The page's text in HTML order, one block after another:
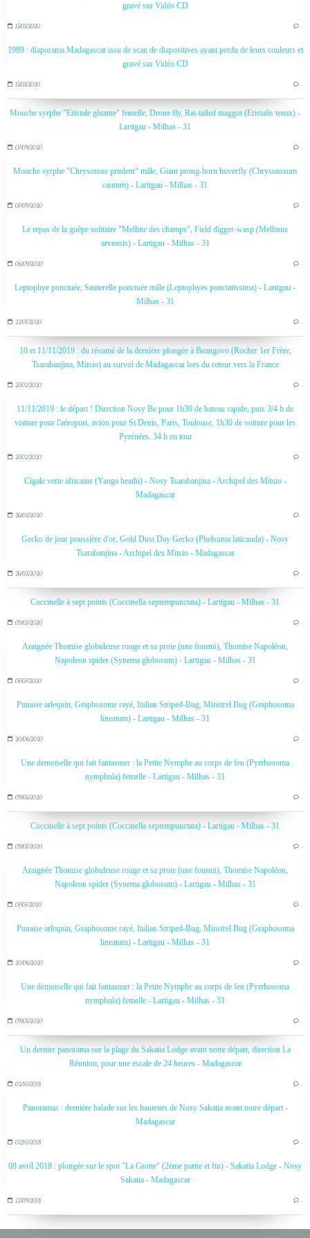
gravé sur Vidéo CD
15/03/2020 …
1989 : diaporama Madagascar issu de scan de diapositives ayant perdu de leurs couleurs et
gravé sur Vidéo CD
15/03/2020 …
Mouche syrphe "Eristale gluante" femelle, Drone fly, Rat-tailed maggot (Eristalis tenax) -
Lartigau - Milhas - 31
07/09/2020 …
Mouche syrphe "Chrysotoxe prudent" mâle, Giant prong-horn hoverfly (Chrysotoxum
cautum) - Lartigau - Milhas - 31
07/09/2020 …
Le repas de la guêpe solitaire "Melline des champs", Field digger-wasp (Mellinus
arvensis) - Lartigau - Milhas - 31
06/09/2020 …
Leptophye ponctuée, Sauterelle ponctuée mâle (Leptophyes punctatissima) - Lartigau -
Milhas - 31
22/07/2020 …
10 et 11/11/2019 : du résumé de la dernière plongée à Beangovo (Rocher 1er Frère,
Tsarabanjina, Mitsio) au survol de Madagascar lors du retour vers la France
27/02/2020 …
11/11/2019 : le départ ! Direction Nosy Be pour 1h30 de bateau rapide, puis 3/4 h de
voiture pour l'aéroport, avion pour St Denis, Paris, Toulouse, 1h30 de voiture pour les
Pyrénées. 34 h en tout
27/02/2020 …
Cigale verte africaine (Yanga heathi) - Nosy Tsarabanjina - Archipel des Mitsio -
Madagascar
26/02/2020 …
Gecko de jour poussière d'or, Gold Dust Day Gecko (Phelsuma laticauda) - Nosy
Tsarabanjina - Archipel des Mitsio - Madagascar
26/02/2020 …
Coccinelle à sept points (Coccinella septempunctata) - Lartigau - Milhas - 31
09/07/2020 …
Araignée Thomise globuleuse rouge et sa proie (une fourmi), Thomise Napoléon,
Napoleon spider (Synema globosum) - Lartigau - Milhas - 31
07/07/2020 …
Punaise arlequin, Graphosome rayé, Italian Striped-Bug, Minstrel Bug (Graphosoma
lineatum) - Lartigau - Milhas - 31
20/06/2020 …
Une demoiselle qui fait fantasmer : la Petite Nymphe au corps de feu (Pyrrhosoma
nymphula) femelle - Lartigau - Milhas - 31
09/05/2020 …
Coccinelle à sept points (Coccinella septempunctata) - Lartigau - Milhas - 31
09/07/2020 …
Araignée Thomise globuleuse rouge et sa proie (une fourmi), Thomise Napoléon,
Napoleon spider (Synema globosum) - Lartigau - Milhas - 31
07/07/2020 …
Punaise arlequin, Graphosome rayé, Italian Striped-Bug, Minstrel Bug (Graphosoma
lineatum) - Lartigau - Milhas - 31
20/06/2020 …
Une demoiselle qui fait fantasmer : la Petite Nymphe au corps de feu (Pyrrhosoma
nymphula) femelle - Lartigau - Milhas - 31
09/05/2020 …
Un dernier panorama sur la plage du Sakatia Lodge avant notre départ, direction La
Réunion, pour une escale de 24 heures - Madagascar
02/10/2018 …
Panoramas : dernière balade sur les hauteurs de Nosy Sakatia avant notre départ -
Madagascar
02/10/2018 …
08 avril 2018 : plongée sur le spot "La Grotte" (2ème partie et fin) - Sakatia Lodge - Nosy
Sakatia - Madagascar
22/09/2018 …